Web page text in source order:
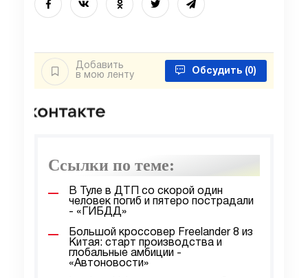
Добавить
в мою ленту
Обсудить (0)
Ссылки по теме:
В Туле в ДТП со скорой один
человек погиб и пятеро пострадали
- «ГИБДД»
Большой кроссовер Freelander 8 из
Китая: старт производства и
глобальные амбиции -
«Автоновости»